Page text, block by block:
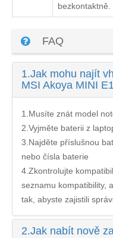
bezkontaktně.
FAQ
1.Jak mohu najít
MSI Akoya MINI
1.Musíte znát model
2.Vyjměte baterii z
3.Najděte příslušnou
nebo čísla baterie
4.Zkontrolujte
seznamu kompatibility,
tak, abyste zajistili
2.Jak nabít nově